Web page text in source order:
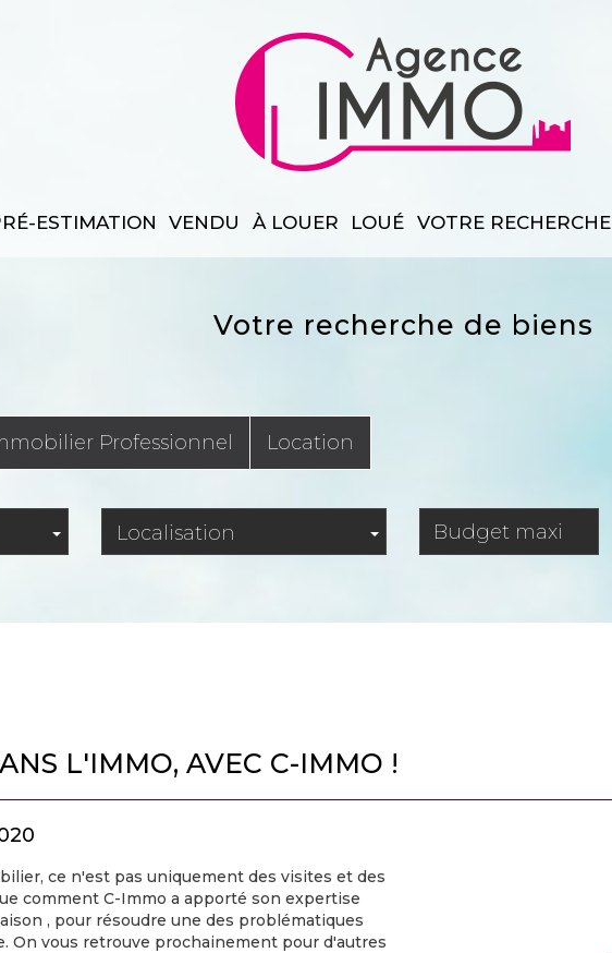
PRÉ-ESTIMATION VENDU À LOUER LOUÉ VOTRE RECHERCHE
votre recherche de biens
Professionnel Location
Localisation
L'IMMO, AVEC C-IMMO !
ce n'est pas uniquement des visites et des
comment C-Immo a apporté son expertise
, pour résoudre une des problématiques
On vous retrouve prochainement pour d'autres